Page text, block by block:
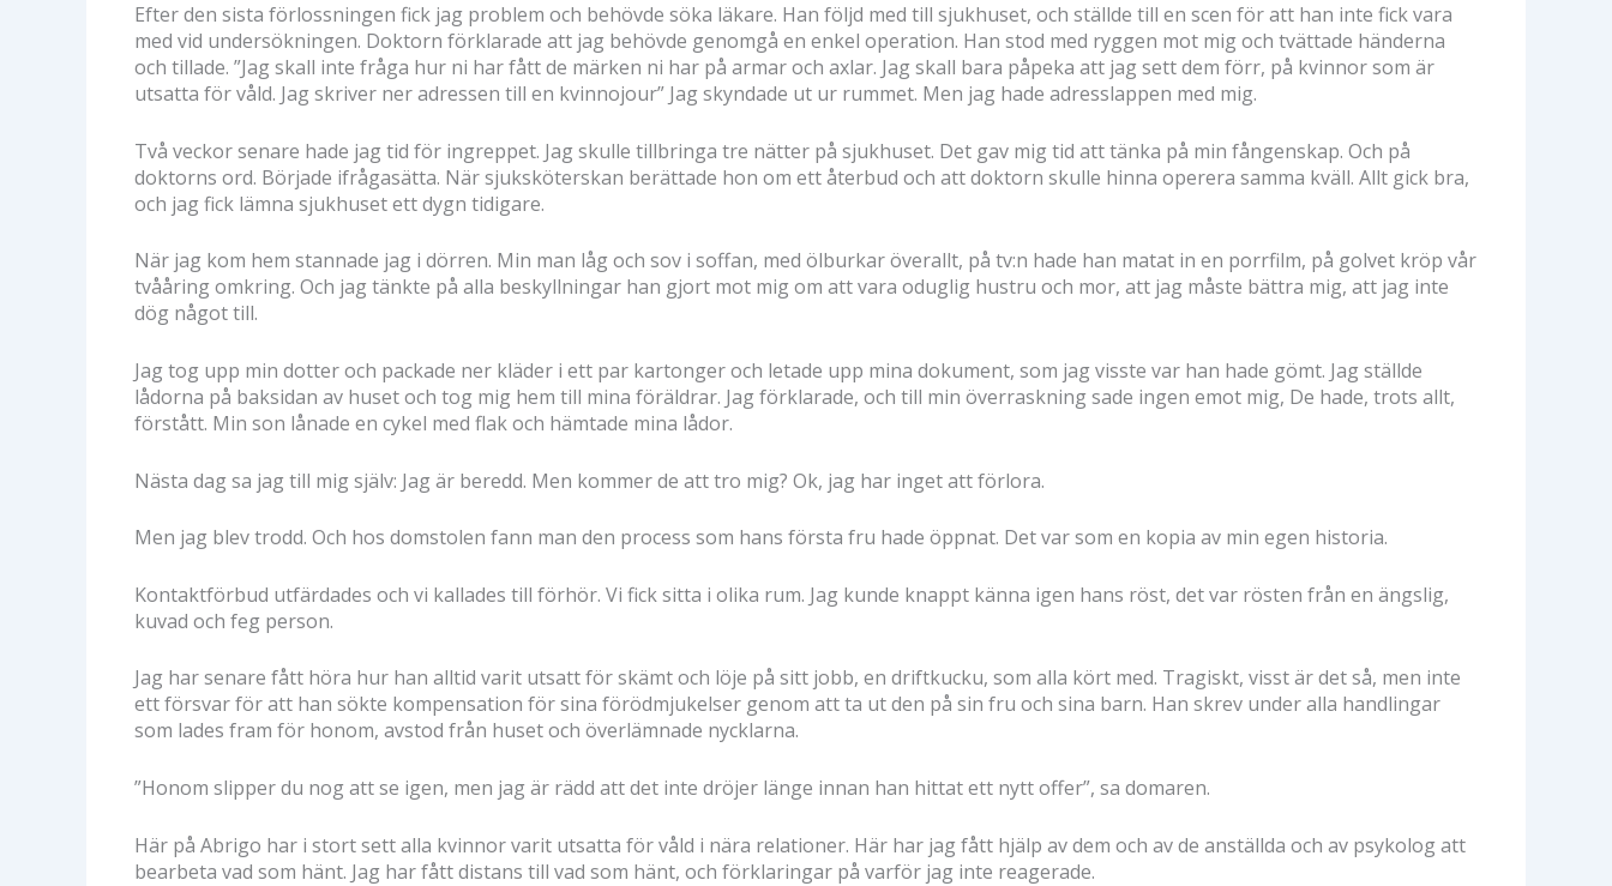
Efter den sista förlossningen fick jag problem och behövde söka läkare. Han följd med till sjukhuset, och ställde till en scen för att han inte fick vara
med vid undersökningen. Doktorn förklarade att jag behövde genomgå en enkel operation. Han stod med ryggen mot mig och tvättade händerna
och tillade. ”Jag skall inte fråga hur ni har fått de märken ni har på armar och axlar. Jag skall bara påpeka att jag sett dem förr, på kvinnor som är
utsatta för våld. Jag skriver ner adressen till en kvinnojour” Jag skyndade ut ur rummet. Men jag hade adresslappen med mig.
Två veckor senare hade jag tid för ingreppet. Jag skulle tillbringa tre nätter på sjukhuset. Det gav mig tid att tänka på min fångenskap. Och på
doktorns ord. Började ifrågasätta. När sjuksköterskan berättade hon om ett återbud och att doktorn skulle hinna operera samma kväll. Allt gick bra,
och jag fick lämna sjukhuset ett dygn tidigare.
När jag kom hem stannade jag i dörren. Min man låg och sov i soffan, med ölburkar överallt, på tv:n hade han matat in en porrfilm, på golvet kröp vår
tvååring omkring. Och jag tänkte på alla beskyllningar han gjort mot mig om att vara oduglig hustru och mor, att jag måste bättra mig, att jag inte
dög något till.
Jag tog upp min dotter och packade ner kläder i ett par kartonger och letade upp mina dokument, som jag visste var han hade gömt. Jag ställde
lådorna på baksidan av huset och tog mig hem till mina föräldrar. Jag förklarade, och till min överraskning sade ingen emot mig, De hade, trots allt,
förstått. Min son lånade en cykel med flak och hämtade mina lådor.
Nästa dag sa jag till mig själv: Jag är beredd. Men kommer de att tro mig? Ok, jag har inget att förlora.
Men jag blev trodd. Och hos domstolen fann man den process som hans första fru hade öppnat. Det var som en kopia av min egen historia.
Kontaktförbud utfärdades och vi kallades till förhör. Vi fick sitta i olika rum. Jag kunde knappt känna igen hans röst, det var rösten från en ängslig,
kuvad och feg person.
Jag har senare fått höra hur han alltid varit utsatt för skämt och löje på sitt jobb, en driftkucku, som alla kört med. Tragiskt, visst är det så, men inte
ett försvar för att han sökte kompensation för sina förödmjukelser genom att ta ut den på sin fru och sina barn. Han skrev under alla handlingar
som lades fram för honom, avstod från huset och överlämnade nycklarna.
”Honom slipper du nog att se igen, men jag är rädd att det inte dröjer länge innan han hittat ett nytt offer”, sa domaren.
Här på Abrigo har i stort sett alla kvinnor varit utsatta för våld i nära relationer. Här har jag fått hjälp av dem och av de anställda och av psykolog att
bearbeta vad som hänt. Jag har fått distans till vad som hänt, och förklaringar på varför jag inte reagerade.